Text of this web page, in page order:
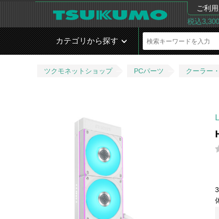
ご利
税込
カテゴリから探す
ツクモネットショップ PCパーツ クーラー